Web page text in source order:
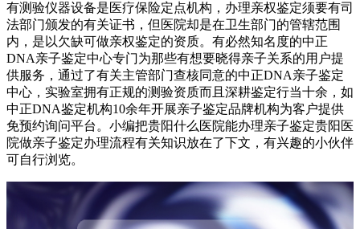
有测验仪器设备是医疗保险定点机构，办理亲权鉴定须要有司
法部门颁发的有关证书，但医院却是在卫生部门的管辖范围
内，是以欠缺可做亲权鉴定的资质。有必然知名度的中正
DNA亲子鉴定中心专门为那些有想要晓得亲子关系的用户提
供服务，通过了有关主管部门查核同意的中正DNA亲子鉴定
中心，实验室拥有正规的测验资质而且深耕鉴定行当十余，如
中正DNA鉴定机构10余年开展亲子鉴定品牌机构为客户提供
免预约询问平台。小编把贵阳什么医院能办理亲子鉴定贵阳医
院做亲子鉴定办理流程有关知识放在了下文，有兴趣的小伙伴
可自行浏览。